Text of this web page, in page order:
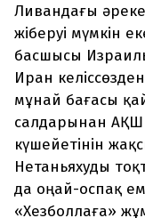
Ливандағы
жіберуі мүмкін
басшысы
Иран
мұнай бағасы
салдарынан АҚШ
күшейетінін
Нетаньяхуды
да оңай-оспақ
«Хезболлаға»